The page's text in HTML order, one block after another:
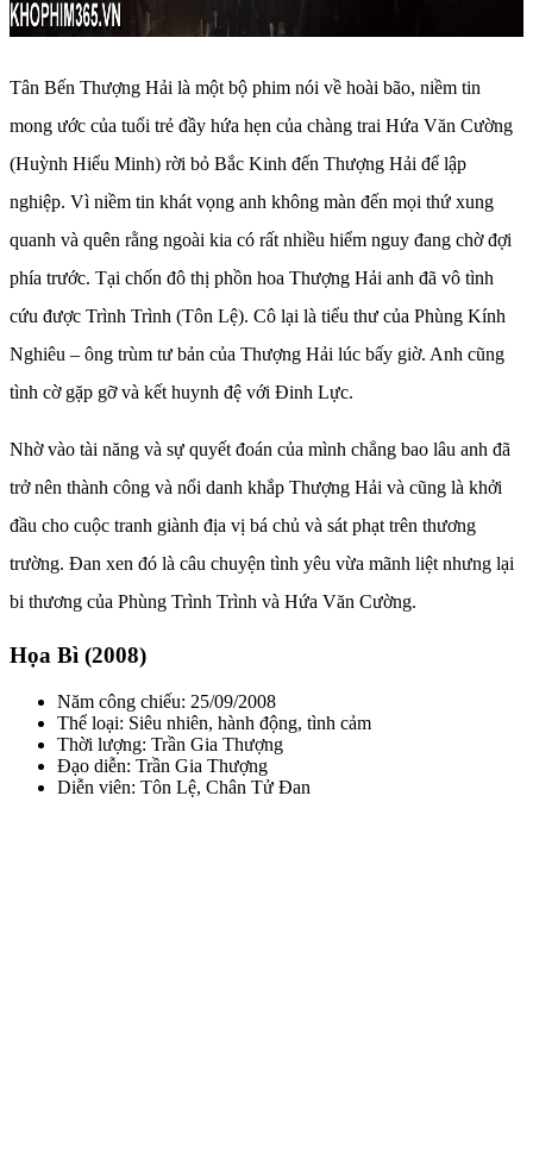
Tân Bến Thượng Hải là một bộ phim nói về hoài bão, niềm tin
mong ước của tuổi trẻ đầy hứa hẹn của chàng trai Hứa Văn Cường
(Huỳnh Hiểu Minh) rời bỏ Bắc Kinh đến Thượng Hải để lập
nghiệp. Vì niềm tin khát vọng anh không màn đến mọi thứ xung
quanh và quên rằng ngoài kia có rất nhiều hiểm nguy đang chờ đợi
phía trước. Tại chốn đô thị phồn hoa Thượng Hải anh đã vô tình
cứu được Trình Trình (Tôn Lệ). Cô lại là tiểu thư của Phùng Kính
Nghiêu – ông trùm tư bản của Thượng Hải lúc bấy giờ. Anh cũng
tình cờ gặp gỡ và kết huynh đệ với Đinh Lực.
Nhờ vào tài năng và sự quyết đoán của mình chẳng bao lâu anh đã
trở nên thành công và nổi danh khắp Thượng Hải và cũng là khởi
đầu cho cuộc tranh giành địa vị bá chủ và sát phạt trên thương
trường. Đan xen đó là câu chuyện tình yêu vừa mãnh liệt nhưng lại
bi thương của Phùng Trình Trình và Hứa Văn Cường.
Họa Bì (2008)
Năm công chiếu: 25/09/2008
Thể loại: Siêu nhiên, hành động, tình cảm
Thời lượng: Trần Gia Thượng
Đạo diễn: Trần Gia Thượng
Diễn viên: Tôn Lệ, Chân Tử Đan